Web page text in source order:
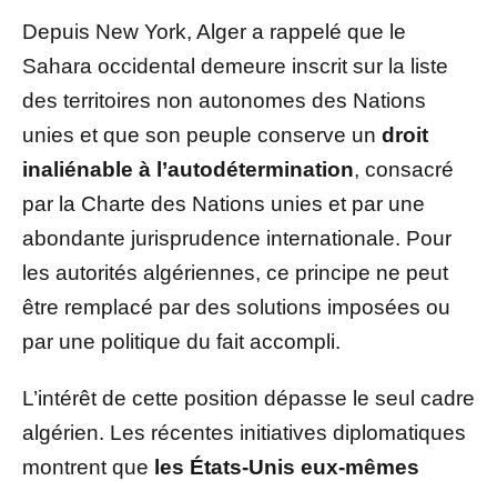
Depuis New York, Alger a rappelé que le
Sahara occidental demeure inscrit sur la liste
des territoires non autonomes des Nations
unies et que son peuple conserve un droit
inaliénable à l’autodétermination, consacré
par la Charte des Nations unies et par une
abondante jurisprudence internationale. Pour
les autorités algériennes, ce principe ne peut
être remplacé par des solutions imposées ou
par une politique du fait accompli.
L’intérêt de cette position dépasse le seul cadre
algérien. Les récentes initiatives diplomatiques
montrent que les États-Unis eux-mêmes